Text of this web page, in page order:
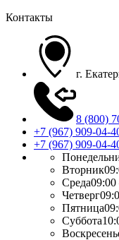
Контакты
г.
8 (800)
+7 (967) 909-04-
+7 (967) 909-04-
Вторник
Среда
Четверг
Пятница
Суббота